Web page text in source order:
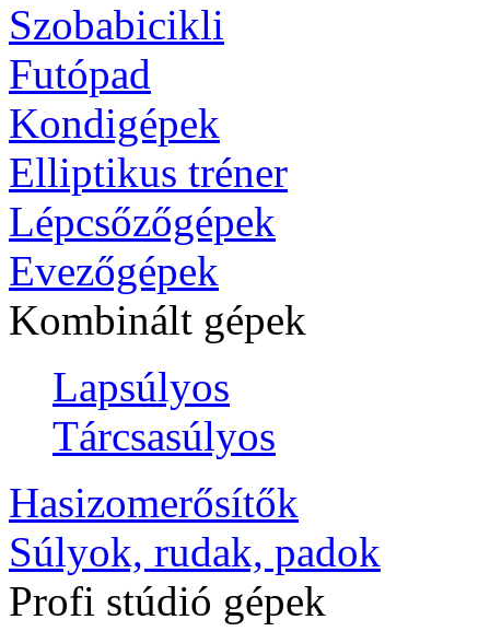
Szobabicikli
Futópad
Kondigépek
Elliptikus tréner
Lépcsőzőgépek
Evezőgépek
Kombinált gépek
Lapsúlyos
Tárcsasúlyos
Hasizomerősítők
Súlyok, rudak, padok
Profi stúdió gépek